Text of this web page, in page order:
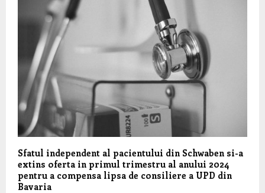
Sfatul independent al pacientului din Schwaben si-a
extins oferta in primul trimestru al anului 2024
pentru a compensa lipsa de consiliere a UPD din
Bavaria